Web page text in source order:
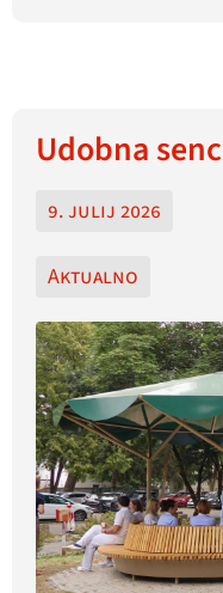
Udobna
9. julij 2026
Aktualno